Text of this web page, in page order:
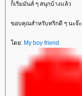
ก็เริ่มมันส์ ๆ สนุกบ้างแล้ว
ขอบคุณสำหรับทริกดี ๆ นะจ๊ะ
ดย: My boy friend